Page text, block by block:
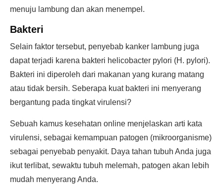
menuju lambung dan akan menempel.
Bakteri
Selain faktor tersebut, penyebab kanker lambung juga
dapat terjadi karena bakteri helicobacter pylori (H. pylori).
Bakteri ini diperoleh dari makanan yang kurang matang
atau tidak bersih. Seberapa kuat bakteri ini menyerang
bergantung pada tingkat virulensi?
Sebuah kamus kesehatan online menjelaskan arti kata
virulensi, sebagai kemampuan patogen (mikroorganisme)
sebagai penyebab penyakit. Daya tahan tubuh Anda juga
ikut terlibat, sewaktu tubuh melemah, patogen akan lebih
mudah menyerang Anda.